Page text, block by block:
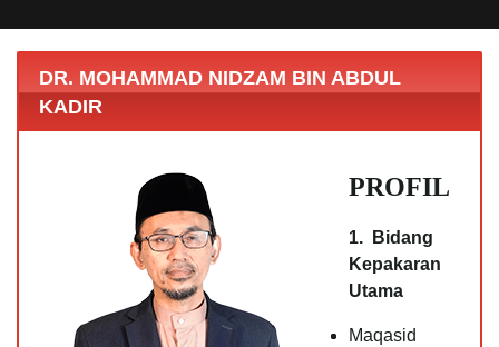
DR. MOHAMMAD NIDZAM BIN ABDUL
KADIR
PROFIL
1. Bidang
Kepakaran
Utama
Maqasid